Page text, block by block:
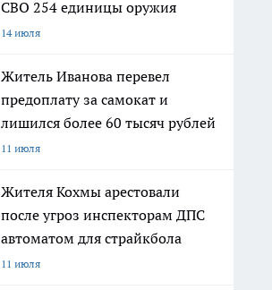
СВО 254 единицы оружия
14 июля
Житель Иванова перевел
предоплату за самокат и
лишился более 60 тысяч рублей
11 июля
Жителя Кохмы арестовали
после угроз инспекторам ДПС
автоматом для страйкбола
11 июля